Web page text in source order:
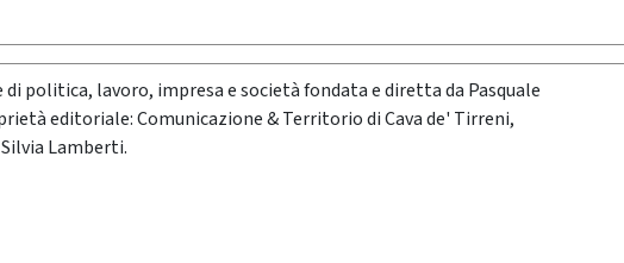
di politica, lavoro, impresa e società fondata e diretta da Pasquale
editoriale: Comunicazione & Territorio di Cava de' Tirreni,
Lamberti.